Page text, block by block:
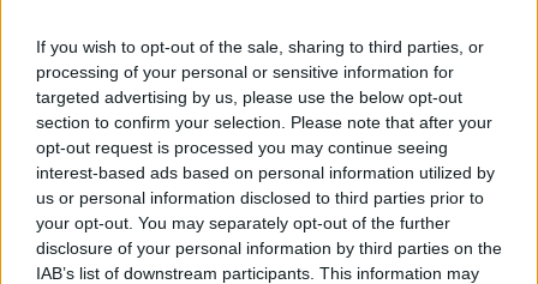
If you wish to opt-out of the sale, sharing to third parties, or
processing of your personal or sensitive information for
targeted advertising by us, please use the below opt-out
section to confirm your selection. Please note that after your
opt-out request is processed you may continue seeing
interest-based ads based on personal information utilized by
us or personal information disclosed to third parties prior to
your opt-out. You may separately opt-out of the further
disclosure of your personal information by third parties on the
IAB’s list of downstream participants. This information may
Fresonara (3)
Frugarolo (19)
Fubine Monferrato (19)
Gabiano (16)
Gamalero (6)
Garbagna (3)